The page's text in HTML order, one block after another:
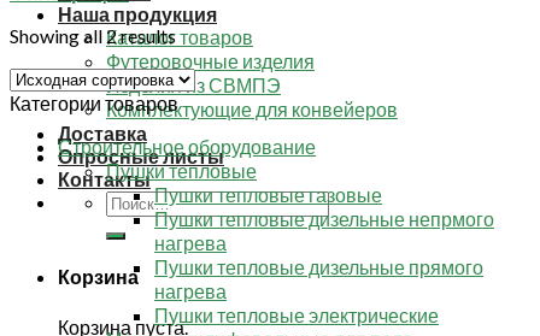
Наша продукция
Каталог товаров
Футеровочные изделия
Изделия из СВМПЭ
Комплектующие для конвейеров
Доставка
Опросные листы
Контакты
Искать:
Корзина
Корзина пуста.
Showing all 2 results
Категории товаров
Строительное оборудование
Пушки тепловые
Пушки тепловые газовые
Пушки тепловые дизельные непрмого
нагрева
Пушки тепловые дизельные прямого
нагрева
Пушки тепловые электрические